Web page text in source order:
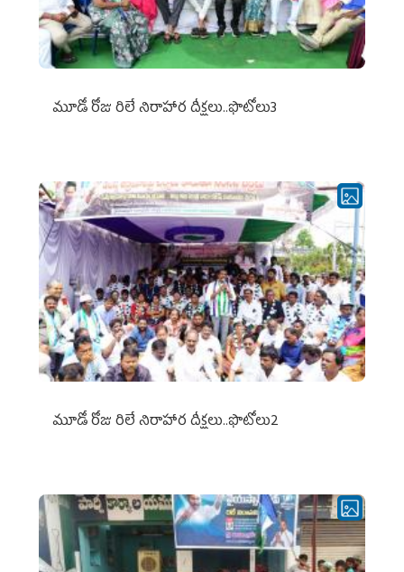
మూడో రోజు రిలే నిరాహార దీక్షలు..ఫొటోలు3
మూడో రోజు రిలే నిరాహార దీక్షలు..ఫొటోలు2